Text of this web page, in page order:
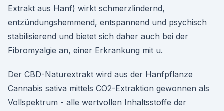
Extrakt aus Hanf) wirkt schmerzlindernd,
entzündungshemmend, entspannend und psychisch
stabilisierend und bietet sich daher auch bei der
Fibromyalgie an, einer Erkrankung mit u.
Der CBD-Naturextrakt wird aus der Hanfpflanze
Cannabis sativa mittels CO2-Extraktion gewonnen als
Vollspektrum - alle wertvollen Inhaltsstoffe der